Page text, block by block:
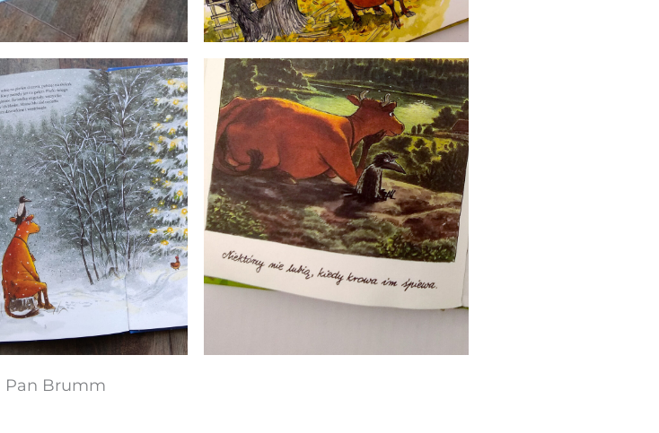
Pan Brumm